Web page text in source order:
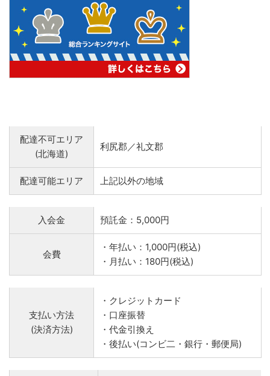
配達不可エリア
(北海道)
利尻郡／礼文郡
配達可能エリア 上記以外の地域
入会金 預託金：5,000円
会費
・年払い：1,000円(税込)
・月払い：180円(税込)
支払い方法
(決済方法)
・クレジットカード
・口座振替
・代金引換え
・後払い(コンビ二・銀行・郵便局)